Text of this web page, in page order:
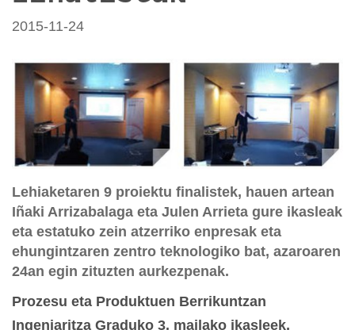
2015-11-24
Lehiaketaren 9 proiektu finalistek, hauen artean
Iñaki Arrizabalaga eta Julen Arrieta gure ikasleak
eta estatuko zein atzerriko enpresak eta
ehungintzaren zentro teknologiko bat, azaroaren
24an egin zituzten aurkezpenak.
Prozesu eta Produktuen Berrikuntzan
Ingeniaritza Graduko 3. mailako ikasleek,